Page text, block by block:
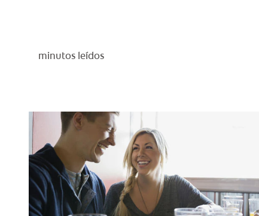
minutos leídos